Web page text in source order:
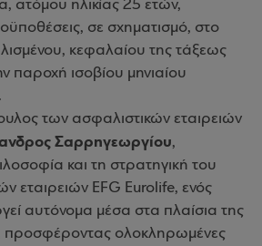
ατόμου ηλικίας 25 ετών,
σε σχηματισμό, στο
κεφαλαίου της τάξεως
παροχή ισοβίου μηνιαίου
των ασφαλιστικών εταιρειών
Σαρρηγεωργίου,
και τη στρατηγική του
εταιρειών EFG Eurolife, ενός
αυτόνομα μέσα στα πλαίσια της
προσφέροντας ολοκληρωμένες